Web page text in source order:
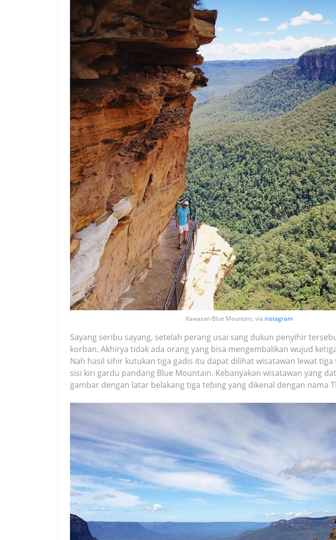
Kawasan Blue Mountain, via instagram
Sayang seribu sayang, setelah perang usai sang dukun penyihir
korban. Akhirya tidak ada orang yang bisa mengembalikan wujud
Nah hasil sihir kutukan tiga gadis itu dapat dilihat wisatawan lewat tiga
sisi kiri gardu pandang Blue Mountain. Kebanyakan wisatawan yang
gambar dengan latar belakang tiga tebing yang dikenal dengan nama